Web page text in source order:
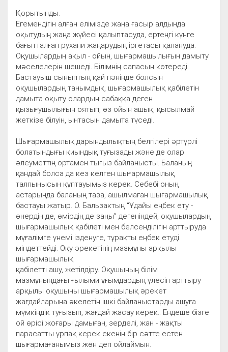
Қорытынды.
Егемендігін алған елімізде жаңа ғасыр алдында
оқытудың жаңа жүйесі қалыптасуда, ертеңгі күнге
бағытталған рухани жаңарудың іргетасы қалануда.
Оқушылардың ақыл - ойын, шығармашылығын дамыту
мәселелерін шешеді. Білімнің сапасын көтереді.
Бастауыш сыныптың қай пәнінде болсын
оқушылардың танымдық, шығармашылық қабілетін
дамыта оқыту олардың сабаққа деген
қызығушылығын оятып, өз ойын ашық, қысылмай
жеткізе білуін, ынтасын дамыта түседі.
Шығармашылық дарындылықтың белгілері әртүрлі
болатындығы қиындық туғызады және де олар
әлеуметтің ортамен тығыз байланысты. Баланың
қандай болса да кез келген шығармашылық
талпынысын құптауымыз керек. Себебі оның
астарында баланың таза, ашылмаған шығармашылық
бастауы жатыр. О. Бальзактың “Ұдайы еңбек ету -
өнердің де, өмірдің де заңы” дегеніндей, оқушылардың
шығармашылық қабілеті мен белсенділігін арттыруда
мұғалімге үнемі ізденуге, тұрақты еңбек етуді
міндеттейді. Оқу әрекетінің мазмұны арқылы
шығармашылық
қабілетті ашу, жетілдіру. Оқушының білім
мазмұнындағы ғылыми ұғымдардың үлесін арттыру
арқылы оқушыны шығармашылық әрекет
жағдайларына әкелетін ішкі байланыстарды ашуға
мүмкіндік туғызып, жағдай жасау керек.. Ендеше бізге
ой өрісі жоғары дамыған, зерделі, жан - жақты
парасатты ұрпақ керек екенін бір сәтте естен
шығармағанымыз жөн деп ойлаймын.